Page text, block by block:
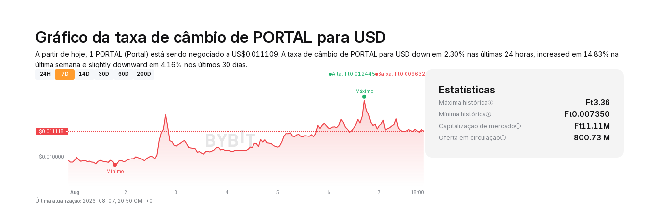
Gráfico da taxa de câmbio de PORTAL para USD
A partir de hoje, 1 PORTAL (Portal) está sendo negociado a US$0.011109. A taxa de câmbio de PORTAL para USD down em 2.30% nas últimas 24 horas, increased em 14.83% na
última semana e slightly downward em 4.16% nos últimos 30 dias.
24H 7D 14D 30D 60D 200D Alta: Ft0.012445 Baixa: Ft0.009632
Última atualização: 2026-08-07, 20:50 GMT+0
Estatísticas
Máxima histórica Ft3.36
Mínima histórica Ft0.007350
Capitalização de mercado Ft11.11M
Oferta em circulação 800.73 M